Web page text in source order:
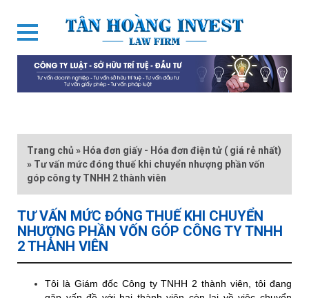
Trang chủ » Hóa đơn giấy - Hóa đơn điện tử ( giá rẻ nhất)
» Tư vấn mức đóng thuế khi chuyển nhượng phần vốn
góp công ty TNHH 2 thành viên
TƯ VẤN MỨC ĐÓNG THUẾ KHI CHUYỂN
NHƯỢNG PHẦN VỐN GÓP CÔNG TY TNHH
2 THÀNH VIÊN
Tôi là Giám đốc Công ty TNHH 2 thành viên, tôi đang